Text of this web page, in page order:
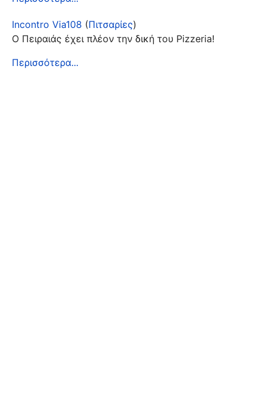
Incontro Via108 (Πιτσαρίες)
Ο Πειραιάς έχει πλέον την δική του Pizzeria!
Περισσότερα...